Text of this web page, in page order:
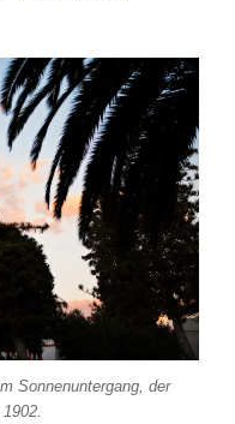
Sonnenuntergang, der